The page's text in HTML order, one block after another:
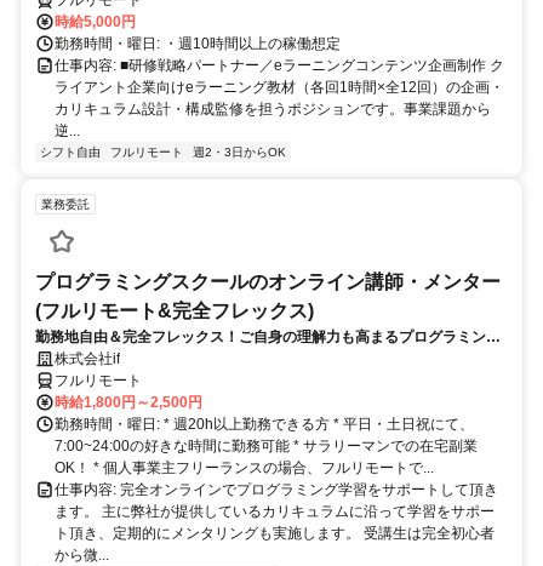
時給5,000円
勤務時間・曜日: ・週10時間以上の稼働想定
仕事内容: ■研修戦略パートナー／eラーニングコンテンツ企画制作 ク
ライアント企業向けeラーニング教材（各回1時間×全12回）の企画・
カリキュラム設計・構成監修を担うポジションです。事業課題から
逆...
シフト自由 フルリモート 週2・3日からOK
業務委託
プログラミングスクールのオンライン講師・メンター
(フルリモート&完全フレックス)
勤務地自由＆完全フレックス！ご自身の理解力も高まるプログラミング
講師のお仕事です
株式会社if
フルリモート
時給1,800円～2,500円
勤務時間・曜日: * 週20h以上勤務できる方 * 平日・土日祝にて、
7:00~24:00の好きな時間に勤務可能 * サラリーマンでの在宅副業
OK！ * 個人事業主フリーランスの場合、フルリモートで...
仕事内容: 完全オンラインでプログラミング学習をサポートして頂き
ます。 主に弊社が提供しているカリキュラムに沿って学習をサポー
ト頂き、定期的にメンタリングも実施します。 受講生は完全初心者
から微...